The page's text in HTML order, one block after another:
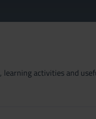
activities and